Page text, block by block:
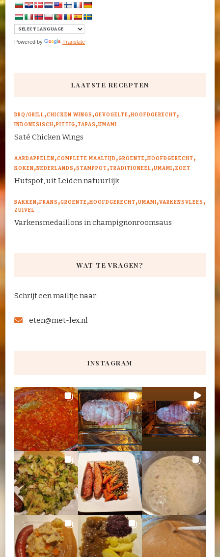
Powered by Translate
LAATSTE RECEPTEN
BBQ/GRILL CHICKEN WINGS GEVOGELTE HOOFDGERECHT
INDONESISCH PITTIG TAPAS UMAMI
Saté Chicken Wings
AARDAPPELEN COMPLETE MAALTIJD GROENTE HOOFDGERECHT
KOKEN NEDERLANDS STAMPPOT TRADITIONEEL UMAMI ZOET
Hutspot, uit Leiden natuurlijk
BAKKEN FRANS GROENTE HOOFDGERECHT UMAMI VARKENSVLEES
ZUIVEL
Varkensmedaillons in champignonroomsaus
WAT TE VRAGEN?
Schrijf een mailtje naar:
eten@met-lex.nl
INSTAGRAM